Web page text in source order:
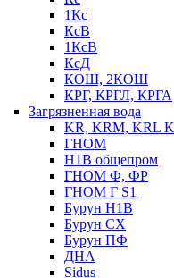
1Кс
КсВ
1КсВ
КсД
КОШ, 2КОШ
КРГ, КРГЛ, КРГА
Загрязненная вода
KR, KRM, KRL
ГНОМ
Н1В общепром
ГНОМ Ф, ФР
ГНОМ Г S1
Бурун Н1В
Бурун СХ
Бурун ПФ
ДНА
Sidus